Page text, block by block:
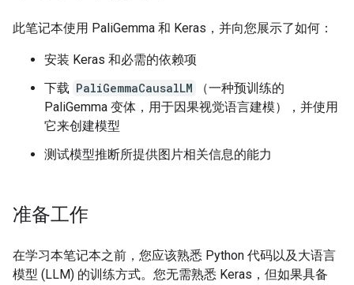
此笔记本使用 PaliGemma 和 Keras，并向您展示了如何：
安装 Keras 和必需的依赖项
下载 PaliGemmaCausalLM
（一种预训练的
PaliGemma 变体，用于因果视觉语言建模），并使用
它来创建模型
测试模型推断所提供图片相关信息的能力
准备工作
在学习本笔记本之前，您应该熟悉 Python 代码以及大语言
模型 (LLM) 的训练方式。您无需熟悉 Keras，但如果具备